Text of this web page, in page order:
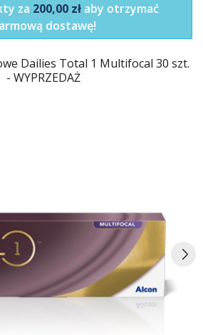
za 200,00 zł aby otrzymać
dostawę!
Dailies Total 1 Multifocal 30 szt.
- WYPRZEDAŻ